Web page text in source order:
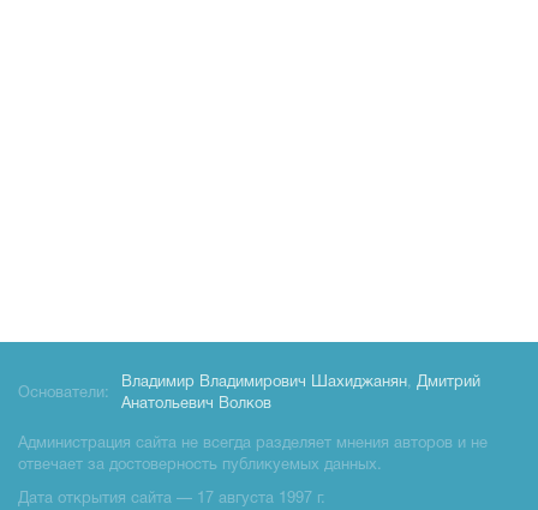
Основатели:
Владимир Владимирович Шахиджанян, Дмитрий
Анатольевич Волков
Администрация сайта не всегда разделяет мнения авторов и не
отвечает за достоверность публикуемых данных.
Дата открытия сайта — 17 августа 1997 г.